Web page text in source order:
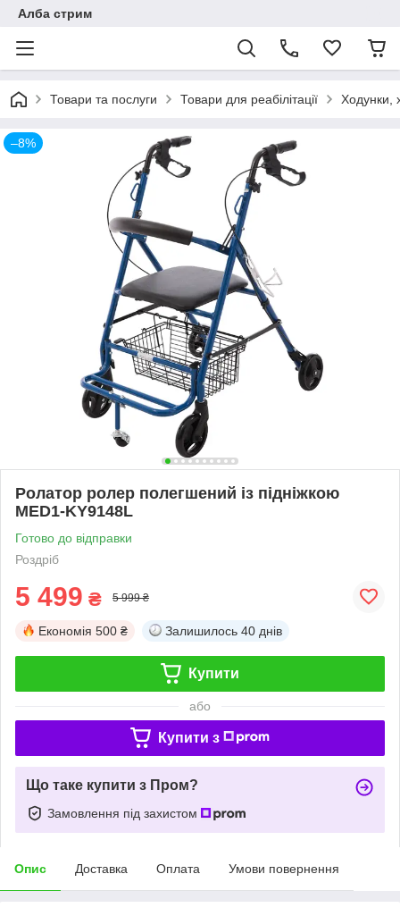
Алба стрим
Товари та послуги Товари для реабілітації Ходунки,
–8%
Ролатор ролер полегшений із підніжкою
MED1-KY9148L
Готово до відправки
Роздріб
5 499 ₴ 5 999 ₴
Економія 500 ₴ Залишилось 40 днів
Купити
або
Купити з
Що таке купити з Пром?
Замовлення під захистом
Опис Доставка Оплата Умови повернення